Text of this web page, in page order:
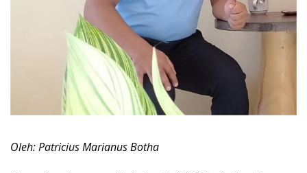
Oleh: Patricius Marianus Botha